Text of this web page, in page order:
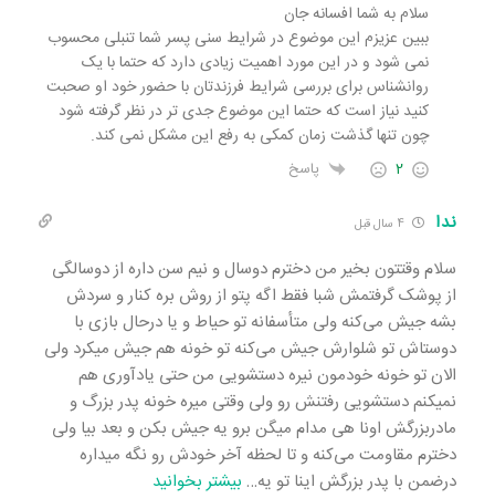
سلام به شما افسانه جان
ببین عزیزم این موضوع در شرایط سنی پسر شما تنبلی محسوب
نمی شود و در این مورد اهمیت زیادی دارد که حتما با یک
روانشناس برای بررسی شرایط فرزندتان با حضور خود او صحبت
کنید نیاز است که حتما این موضوع جدی تر در نظر گرفته شود
چون تنها گذشت زمان کمکی به رفع این مشکل نمی کند.
2 پاسخ
ندا
سلام وقتتون بخیر من دخترم دوسال و نیم سن داره از دوسالگی
از پوشک گرفتمش شبا فقط اگه پتو از روش بره کنار و سردش
بشه جیش می‌کنه ولی متأسفانه تو حیاط و یا درحال بازی با
دوستاش تو شلوارش جیش می‌کنه تو خونه هم جیش میکرد ولی
الان تو خونه خودمون نیره دستشویی من حتی یادآوری هم
نمیکنم دستشویی رفتنش رو ولی وقتی میره خونه پدر بزرگ و
مادربزرگش اونا هی مدام میگن برو یه جیش بکن و بعد بیا ولی
دخترم مقاومت می‌کنه و تا لحظه آخر خودش رو نگه میداره
درضمن با پدر بزرگش اینا تو یه… بیشتر بخوانید